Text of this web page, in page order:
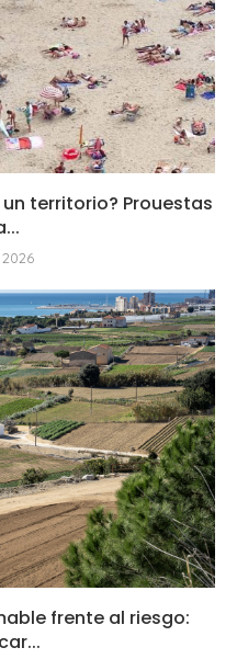
territorio? Prouestas
frente al riesgo: